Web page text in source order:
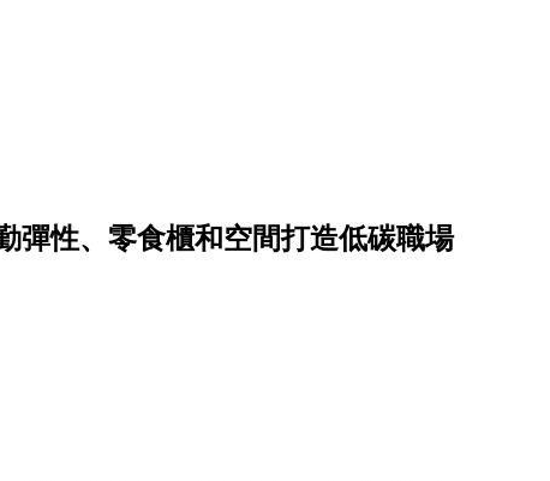
彈性、零食櫃和空間打造低碳職場